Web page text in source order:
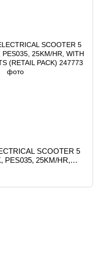
SCOOTER 5
PES035, 25KM/HR,